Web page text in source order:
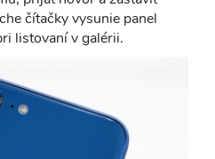
čítačky vysunie panel
listovaní v galérii.